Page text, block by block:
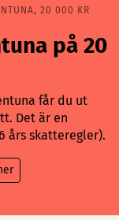
20 000 KR
på 20
får du ut
Det är en
års skatteregler).